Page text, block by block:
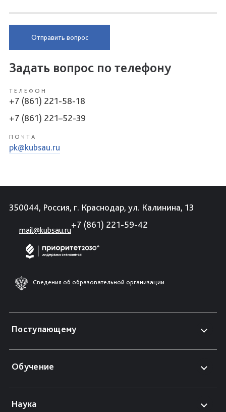
Отправить вопрос
Задать вопрос по телефону
ТЕЛЕФОН
+7 (861) 221-58-18
+7 (861) 221–52-39
ПОЧТА
pk@kubsau.ru
350044, Россия, г. Краснодар, ул. Калинина, 13
mail@kubsau.ru
+7 (861) 221-59-42
Сведения об образовательной организации
Поступающему
Обучение
Наука